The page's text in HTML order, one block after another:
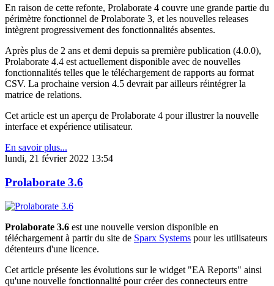
En raison de cette refonte, Prolaborate 4 couvre une grande partie du
périmètre fonctionnel de Prolaborate 3, et les nouvelles releases
intègrent progressivement des fonctionnalités absentes.
Après plus de 2 ans et demi depuis sa première publication (4.0.0),
Prolaborate 4.4 est actuellement disponible avec de nouvelles
fonctionnalités telles que le téléchargement de rapports au format
CSV. La prochaine version 4.5 devrait par ailleurs réintégrer la
matrice de relations.
Cet article est un aperçu de Prolaborate 4 pour illustrer la nouvelle
interface et expérience utilisateur.
En savoir plus...
lundi, 21 février 2022 13:54
Prolaborate 3.6
Prolaborate 3.6 est une nouvelle version disponible en
téléchargement à partir du site de Sparx Systems pour les utilisateurs
détenteurs d'une licence.
Cet article présente les évolutions sur le widget "EA Reports" ainsi
qu'une nouvelle fonctionnalité pour créer des connecteurs entre